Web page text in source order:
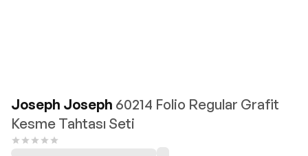
Joseph Joseph 60214 Folio Regular Grafit
Kesme Tahtası Seti